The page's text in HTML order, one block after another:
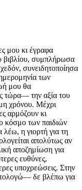
μου κι έγραφα
βιβλίου, συμπλήρωσα
συνειδητοποίησα
των
μου θα
τώρα— την αξία του
χρόνου. Μέχρι
αρμόζουν κι
κόσμο των παιδιών
λέω, η γιορτή για τη
απολύτως αν
αποζημίωση για
ευθύνες,
υποχρεώσεις. Στην
δε βλέπω για